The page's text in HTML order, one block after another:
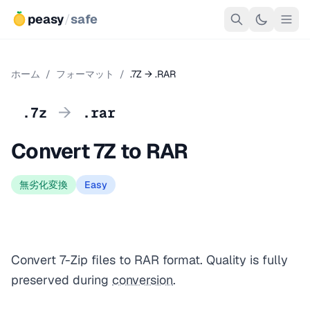
peasy/safe
ホーム / フォーマット / .7Z → .RAR
.7z → .rar
Convert 7Z to RAR
無劣化変換 Easy
Convert 7-Zip files to RAR format. Quality is fully
preserved during conversion.